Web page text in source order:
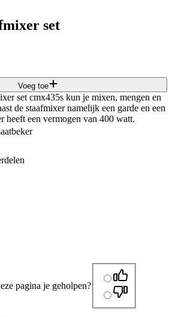
set
Voeg toe
set cmx435s kun je mixen, mengen en
de staafmixer namelijk een garde en een
heeft een vermogen van 400 watt.
pagina je geholpen?